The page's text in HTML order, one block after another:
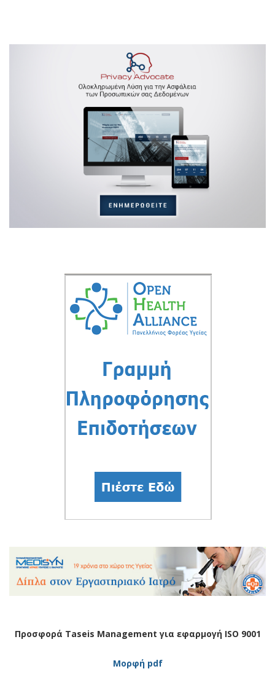
Προσφορά Taseis Management για εφαρμογή ISO 9001
Μορφή pdf